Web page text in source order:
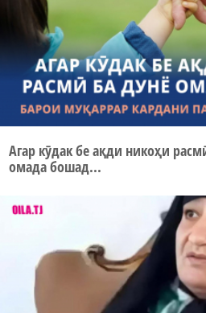
Агар кӯдак бе ақди никоҳи
омада бошад...